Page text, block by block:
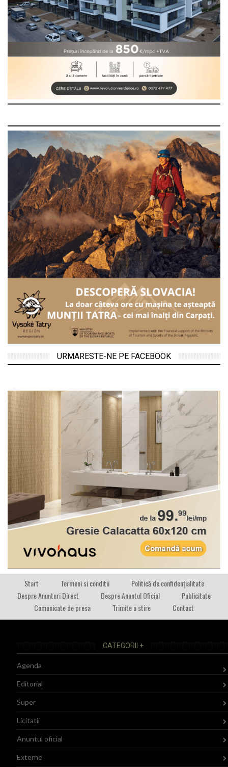
URMARESTE-NE PE FACEBOOK
Start Termeni si conditii
Politică de confidențialitate
Despre Anunturi Direct
Despre Anuntul Oficial
Publicitate
Comunicate de presa
Trimite o stire Contact
CATEGORII +
Agenda
Editorial
Super
Licitatii
Anuntul oficial
Externe